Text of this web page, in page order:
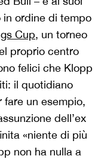
in ordine di tempo
Cup, un torneo
proprio centro
felici che Klopp
il quotidiano
fare un esempio,
dell’ex
«niente di più
non ha nulla a